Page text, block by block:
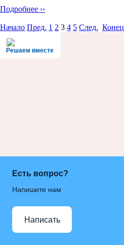
Подробнее ››
Начало Пред. 1 2 3 4 5 След. Конец
Решаем вместе
Есть вопрос?
Напишите нам
Написать